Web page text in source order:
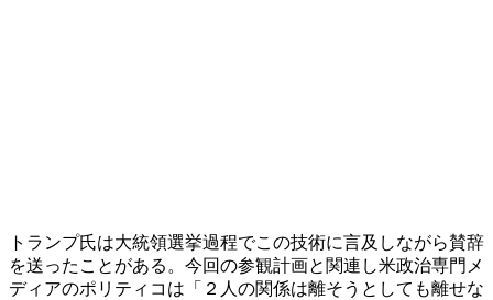
トランプ氏は大統領選挙過程でこの技術に言及しながら賛辞
を送ったことがある。今回の参観計画と関連し米政治専門メ
ディアのポリティコは「２人の関係は離そうとしても離せな